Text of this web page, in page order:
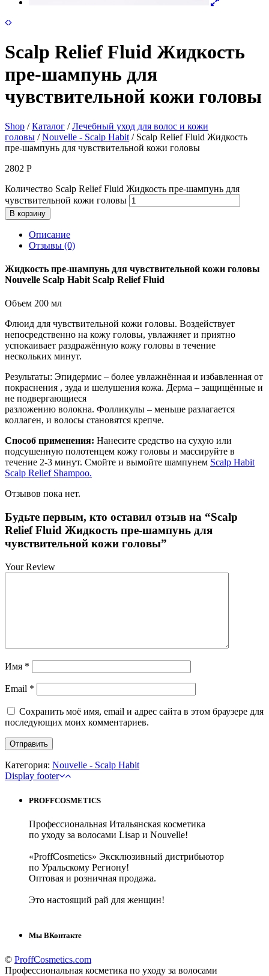
Scalp Relief Fluid Жидкость
пре-шампунь для
чувствительной кожи головы
Shop /Каталог /Лечебный уход для волос и кожи
головы /Nouvelle - Scalp Habit / Scalp Relief Fluid Жидкость
пре-шампунь для чувствительной кожи головы
2802 Р
Количество Scalp Relief Fluid Жидкость пре-шампунь для
чувствительной кожи головы
В корзину
Описание
Отзывы (0)
Жидкость пре-шампунь для чувствительной кожи головы
Nouvelle Scalp Habit Scalp Relief Fluid
Объем 200 мл
Флюид для чувствительной кожи головы. Воздействует
непосредственно на кожу головы, увлажняет и приятно
успокаивает раздражённую кожу головы в течение
нескольких минут.
Результаты: Эпидермис – более увлажнённая и избавленная от
покраснения , зуда и шелушения кожа. Дерма – защищённые и
не подвергающиеся
разложению волокна. Фолликулы – меньше разлагается
коллаген, и волосы становятся крепче.
Способ применения: Нанесите средство на сухую или
подсушенную полотенцем кожу головы и массируйте в
течение 2-3 минут. Смойте и вымойте шампунем Scalp Habit
Scalp Relief Shampoo.
Отзывов пока нет.
Будьте первым, кто оставил отзыв на “Scalp
Relief Fluid Жидкость пре-шампунь для
чувствительной кожи головы”
Your Review
Имя *
Email *
Сохранить моё имя, email и адрес сайта в этом браузере для
последующих моих комментариев.
Категория: Nouvelle - Scalp Habit
Display footer
PROFFCOSMETICS
Профессиональная Итальянская косметика
по уходу за волосами Lisap и Nouvelle!
«ProffCosmetics» Эксклюзивный дистрибьютор
по Уральскому Региону!
Оптовая и розничная продажа.
Это настоящий рай для женщин!
Мы ВКонтакте
© ProffCosmetics.com
Профессиональная косметика по уходу за волосами